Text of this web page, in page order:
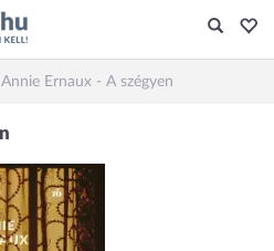
Annie Ernaux - A szégyen